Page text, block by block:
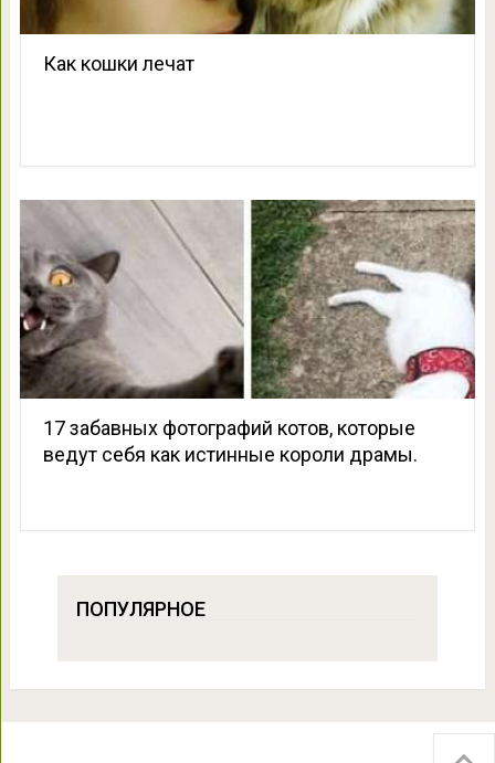
Как кошки лечат
17 забавных фотографий котов, которые
ведут себя как истинные короли драмы.
ПОПУЛЯРНОЕ